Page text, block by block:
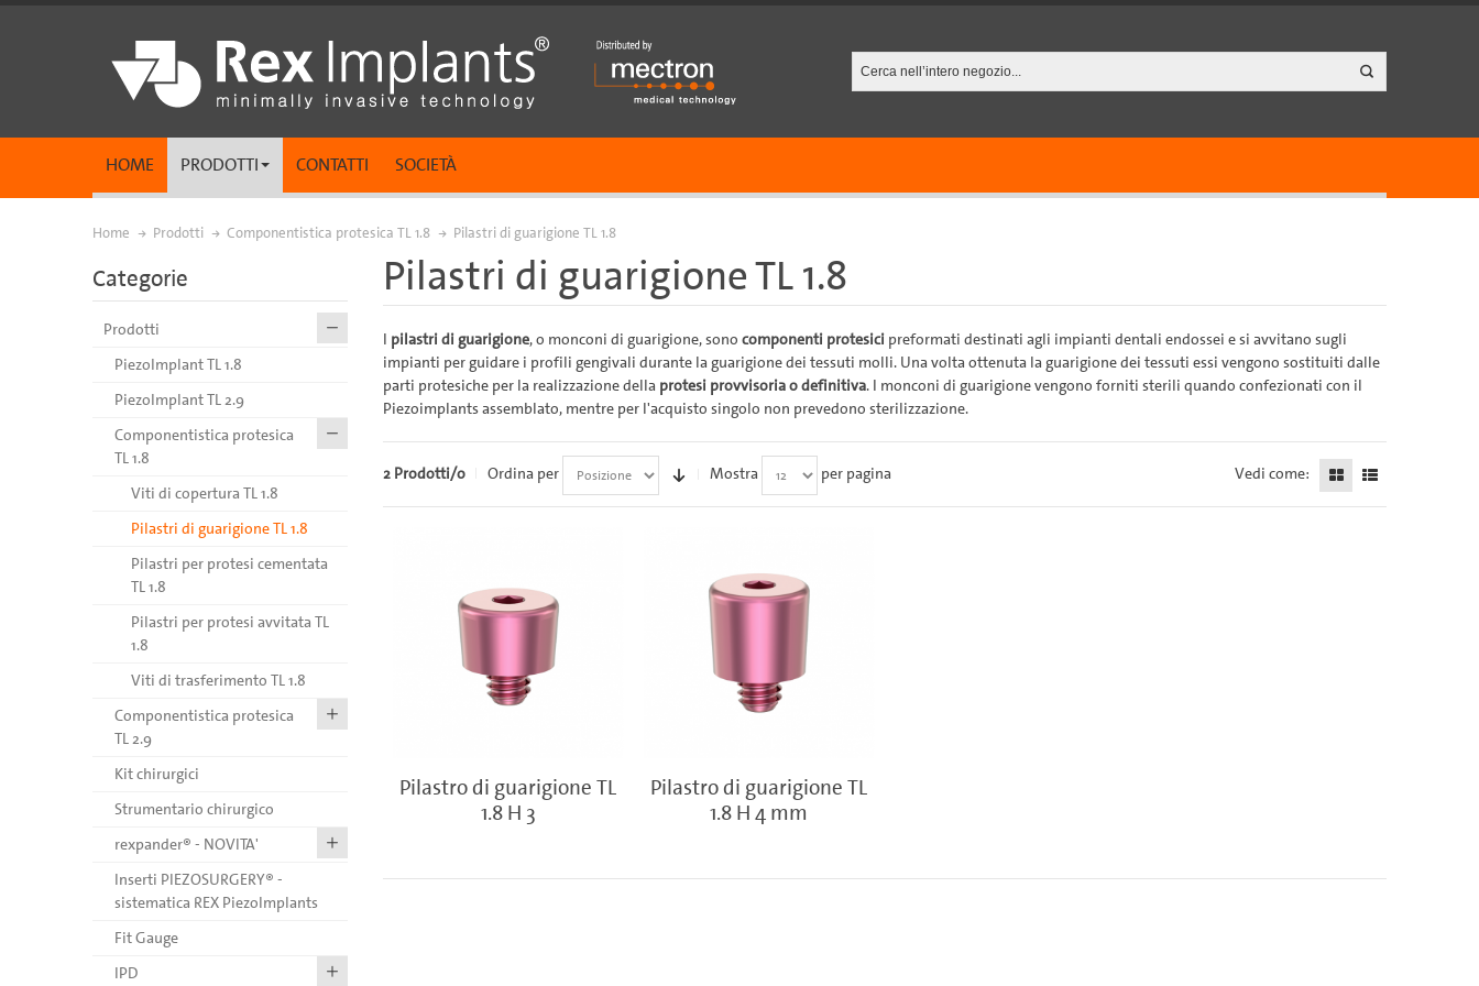
HOME PRODOTTI CONTATTI SOCIETÀ
Home Prodotti Componentistica protesica TL 1.8 Pilastri di guarigione TL 1.8
Pilastri di guarigione TL 1.8
I pilastri di guarigione, o monconi di guarigione, sono componenti protesicipreformati destinati agli impianti dentali endossei e si avvitano sugli
impianti per guidare i profili gengivali durante la guarigione dei tessuti molli. Una volta ottenuta la guarigione dei tessuti essi vengono sostituiti dalle
parti protesiche per la realizzazione della protesi provvisoria o definitiva. I monconi di guarigione vengono forniti sterili quando confezionati con il
Piezoimplants assemblato, mentre per l'acquisto singolo non prevedono sterilizzazione.
2 Prodotti/o Ordina per Mostra per pagina Vedi come:
Pilastro di guarigione TL
1.8 H 3
Pilastro di guarigione TL
1.8 H 4 mm
Categorie
Prodotti
PiezoImplant TL 1.8
PiezoImplant TL 2.9
Componentistica protesica
TL 1.8
Viti di copertura TL 1.8
Pilastri di guarigione TL 1.8
Pilastri per protesi cementata
TL 1.8
Pilastri per protesi avvitata TL
1.8
Viti di trasferimento TL 1.8
Componentistica protesica
TL 2.9
Kit chirurgici
Strumentario chirurgico
rexpander® - NOVITA'
Inserti PIEZOSURGERY® -
sistematica REX PiezoImplants
Fit Gauge
IPD